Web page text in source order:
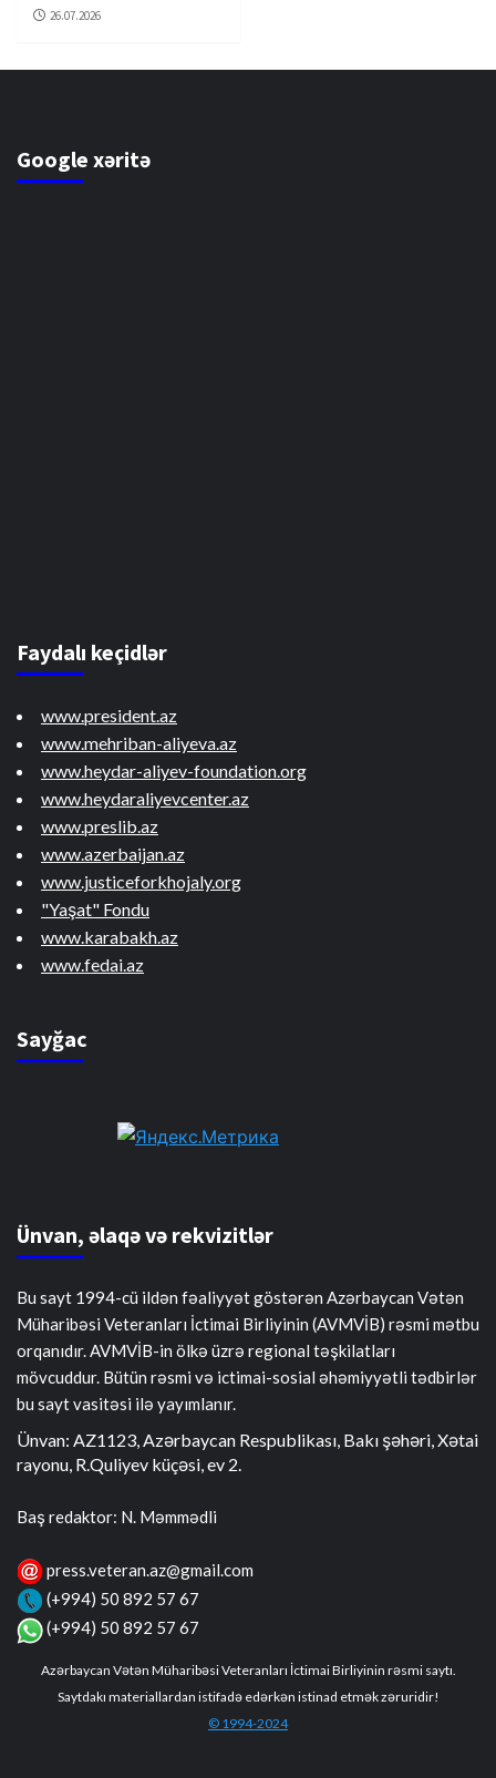
26.07.2026
Google xəritə
Faydalı keçidlər
www.president.az
www.mehriban-aliyeva.az
www.heydar-aliyev-foundation.org
www.heydaraliyevcenter.az
www.preslib.az
www.azerbaijan.az
www.justiceforkhojaly.org
"Yaşat" Fondu
www.karabakh.az
www.fedai.az
Sayğac
Ünvan, əlaqə və rekvizitlər
Bu sayt 1994-cü ildən fəaliyyət göstərən Azərbaycan Vətən
Müharibəsi Veteranları İctimai Birliyinin (AVMVİB) rəsmi mətbu
orqanıdır. AVMVİB-in ölkə üzrə regional təşkilatları
mövcuddur. Bütün rəsmi və ictimai-sosial əhəmiyyətli tədbirlər
bu sayt vasitəsi ilə yayımlanır.
Ünvan: AZ1123, Azərbaycan Respublikası, Bakı şəhəri, Xətai
rayonu, R.Quliyev küçəsi, ev 2.
Baş redaktor: N. Məmmədli
press.veteran.az@gmail.com
(+994) 50 892 57 67
(+994) 50 892 57 67
Azərbaycan Vətən Müharibəsi Veteranları İctimai Birliyinin rəsmi saytı.
Saytdakı materiallardan istifadə edərkən istinad etmək zəruridir!
© 1994-2024